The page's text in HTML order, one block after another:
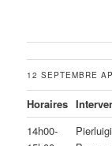
12 SEPTEMBRE
Horaires
14h00-
Pierluigi